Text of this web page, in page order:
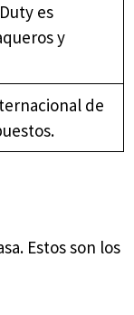
es
y
de
Estos son los